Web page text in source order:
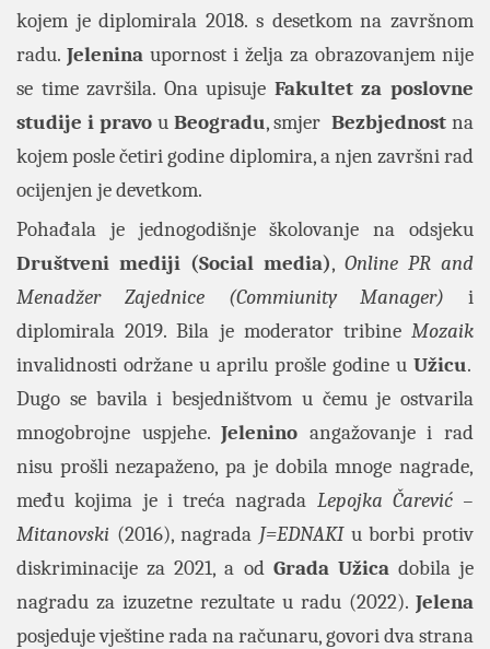
kojem je diplomirala 2018. s desetkom na završnom
radu. Jelenina upornost i želja za obrazovanjem nije
se time završila. Ona upisuje Fakultet za poslovne
studije i pravo u Beogradu, smjerBezbjednost na
kojem posle četiri godine diplomira, a njen završni rad
ocijenjen je devetkom.
Pohađala je jednogodišnje školovanje na odsjeku
Društveni mediji (Social media), Online PR and
Menadžer Zajednice (Commiunity Manager) i
diplomirala 2019. Bila je moderator tribine Mozaik
invalidnosti održane u aprilu prošle godine u Užicu.
Dugo se bavila i besjedništvom u čemu je ostvarila
mnogobrojne uspjehe.Jelenino angažovanje i rad
nisu prošli nezapaženo, pa je dobila mnoge nagrade,
među kojima je i treća nagrada Lepojka Čarević –
Mitanovski (2016), nagrada J=EDNAKIu borbi protiv
diskriminacije za 2021, a od Grada Užicadobila je
nagradu za izuzetne rezultate u radu (2022). Jelena
posjeduje vještine rada na računaru, govori dva strana